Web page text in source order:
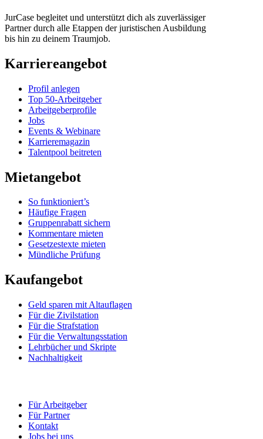
JurCase begleitet und unterstützt dich als zuverlässiger
Partner durch alle Etappen der juristischen Ausbildung
bis hin zu deinem Traumjob.
Karriereangebot
Profil anlegen
Top 50-Arbeitgeber
Arbeitgeberprofile
Jobs
Events & Webinare
Karrieremagazin
Talentpool beitreten
Mietangebot
So funktioniert’s
Häufige Fragen
Gruppenrabatt sichern
Kommentare mieten
Gesetzestexte mieten
Mündliche Prüfung
Kaufangebot
Geld sparen mit Altauflagen
Für die Zivilstation
Für die Strafstation
Für die Verwaltungsstation
Lehrbücher und Skripte
Nachhaltigkeit
Für Arbeitgeber
Für Partner
Kontakt
Jobs bei uns